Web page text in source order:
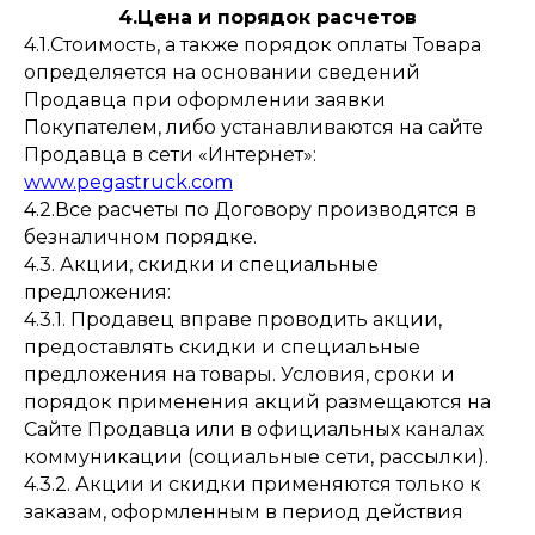
4.Цена и порядок расчетов
4.1.Стоимость, а также порядок оплаты Товара
определяется на основании сведений
Продавца при оформлении заявки
Покупателем, либо устанавливаются на сайте
Продавца в сети «Интернет»:
www.pegastruck.com
4.2.Все расчеты по Договору производятся в
безналичном порядке.
4.3. Акции, скидки и специальные
предложения:
4.3.1. Продавец вправе проводить акции,
предоставлять скидки и специальные
предложения на товары. Условия, сроки и
порядок применения акций размещаются на
Сайте Продавца или в официальных каналах
коммуникации (социальные сети, рассылки).
4.3.2. Акции и скидки применяются только к
заказам, оформленным в период действия